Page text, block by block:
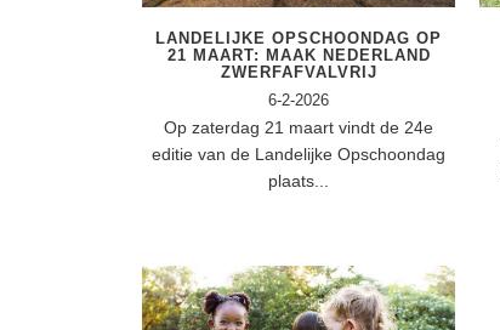
LANDELIJKE OPSCHOONDAG OP
21 MAART: MAAK NEDERLAND
ZWERFAFVALVRIJ
6-2-2026
Op zaterdag 21 maart vindt de 24e
editie van de Landelijke Opschoondag
plaats...